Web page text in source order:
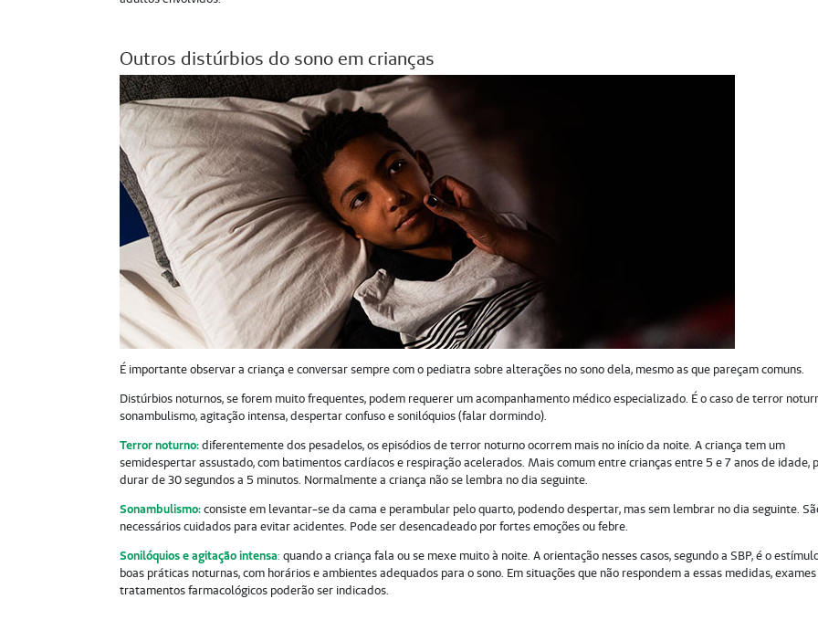
Outros distúrbios do sono em crianças
É importante observar a criança e conversar sempre com o pediatra sobre alterações no sono dela, mesmo as que pareçam comuns.
Distúrbios noturnos, se forem muito frequentes, podem requerer um acompanhamento médico especializado. É o caso de terror
sonambulismo, agitação intensa, despertar confuso e sonilóquios (falar dormindo).
Terror noturno: diferentemente dos pesadelos, os episódios de terror noturno ocorrem mais no início da noite. A criança tem um
semidespertar assustado, com batimentos cardíacos e respiração acelerados. Mais comum entre crianças entre 5 e 7 anos de idade,
durar de 30 segundos a 5 minutos. Normalmente a criança não se lembra no dia seguinte.
Sonambulismo: consiste em levantar-se da cama e perambular pelo quarto, podendo despertar, mas sem lembrar no dia seguinte.
necessários cuidados para evitar acidentes. Pode ser desencadeado por fortes emoções ou febre.
Sonilóquios e agitação intensa:quando a criança fala ou se mexe muito à noite. A orientação nesses casos, segundo a SBP, é o
boas práticas noturnas, com horários e ambientes adequados para o sono. Em situações que não respondem a essas medidas,
tratamentos farmacológicos poderão ser indicados.